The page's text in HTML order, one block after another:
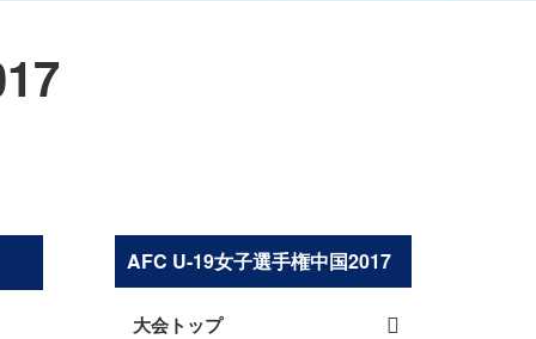
AFC U-19女子選手権中国2017
大会トップ